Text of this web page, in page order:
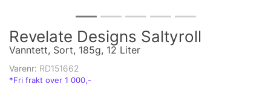
Revelate Designs Saltyroll
Vanntett, Sort, 185g, 12 Liter
Varenr: RD151662